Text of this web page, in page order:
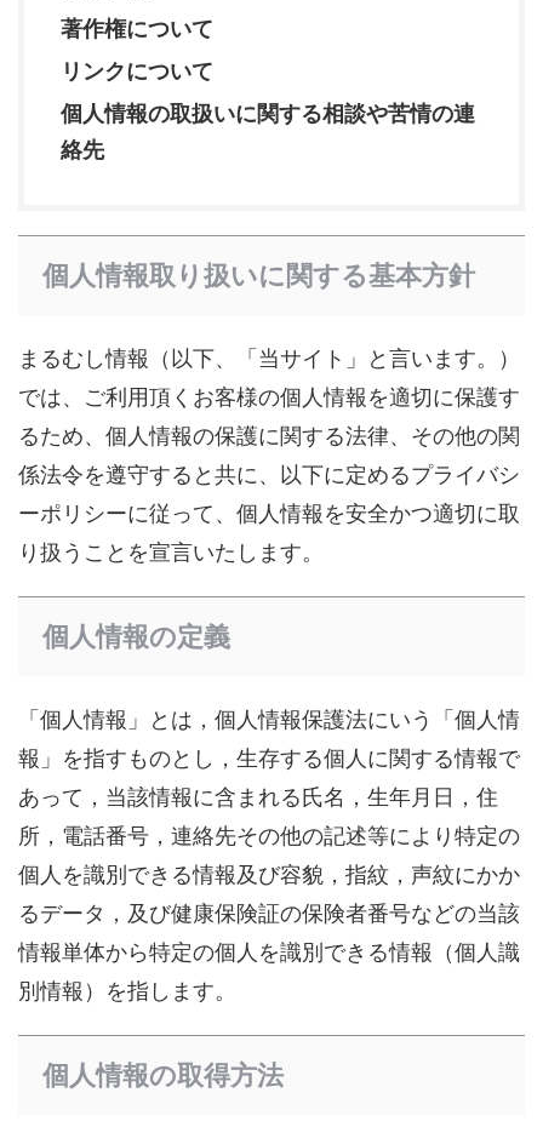
著作権について
リンクについて
個人情報の取扱いに関する相談や苦情の連
絡先
個人情報取り扱いに関する基本方針
まるむし情報（以下、「当サイト」と言います。）
では、ご利用頂くお客様の個人情報を適切に保護す
るため、個人情報の保護に関する法律、その他の関
係法令を遵守すると共に、以下に定めるプライバシ
ーポリシーに従って、個人情報を安全かつ適切に取
り扱うことを宣言いたします。
個人情報の定義
「個人情報」とは，個人情報保護法にいう「個人情
報」を指すものとし，生存する個人に関する情報で
あって，当該情報に含まれる氏名，生年月日，住
所，電話番号，連絡先その他の記述等により特定の
個人を識別できる情報及び容貌，指紋，声紋にかか
るデータ，及び健康保険証の保険者番号などの当該
情報単体から特定の個人を識別できる情報（個人識
別情報）を指します。
個人情報の取得方法